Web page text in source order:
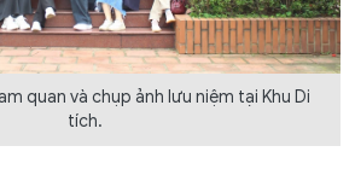
quan và chụp ảnh lưu niệm tại Khu Di
tích.